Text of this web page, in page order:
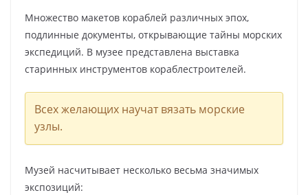
Множество макетов кораблей различных эпох,
подлинные документы, открывающие тайны морских
экспедиций. В музее представлена выставка
старинных инструментов кораблестроителей.
Всех желающих научат вязать морские
узлы.
Музей насчитывает несколько весьма значимых
экспозиций: